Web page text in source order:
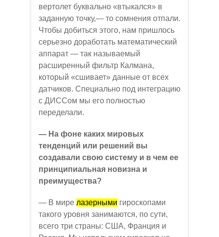
вертолет буквально «втыкался» в
заданную точку,— то сомнения отпали.
Чтобы добиться этого, нам пришлось
серьезно доработать математический
аппарат — так называемый
расширенный фильтр Калмана,
который «сшивает» данные от всех
датчиков. Специально под интеграцию
с ДИССом мы его полностью
переделали.
— На фоне каких мировых
тенденций или решений вы
создавали свою систему и в чем ее
принципиальная новизна и
преимущества?
— В мире лазерными гироскопами
такого уровня занимаются, по сути,
всего три страны: США, Франция и